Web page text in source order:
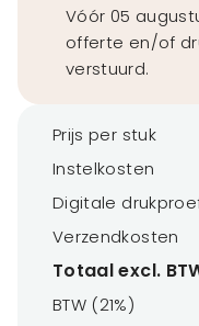
Vóór 05
offerte en/of
verstuurd.
Prijs per stuk
Instelkosten
Digitale
Verzendkosten
Totaal excl.
BTW (21%)